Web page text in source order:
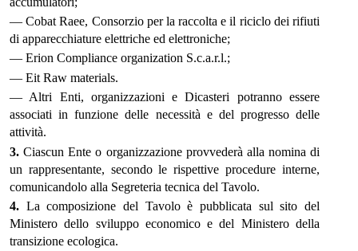
— Cobat Raee, Consorzio per la raccolta e il riciclo dei rifiuti
di apparecchiature elettriche ed elettroniche;
— Erion Compliance organization S.c.a.r.l.;
— Eit Raw materials.
— Altri Enti, organizzazioni e Dicasteri potranno essere
associati in funzione delle necessità e del progresso delle
attività.
3. Ciascun Ente o organizzazione provvederà alla nomina di
un rappresentante, secondo le rispettive procedure interne,
comunicandolo alla Segreteria tecnica del Tavolo.
4. La composizione del Tavolo è pubblicata sul sito del
Ministero dello sviluppo economico e del Ministero della
transizione ecologica.